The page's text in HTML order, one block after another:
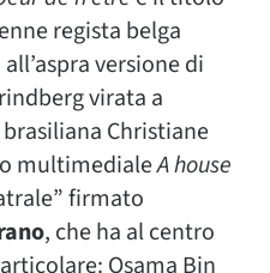
regista belga
versione di
virata a
Christiane
multimedialeA house
firmato
, che ha al centro
Osama Bin